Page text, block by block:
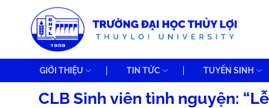
GIỚI THIỆU TIN TỨC TUYỂN SINH
CLB Sinh viên tình nguyện: